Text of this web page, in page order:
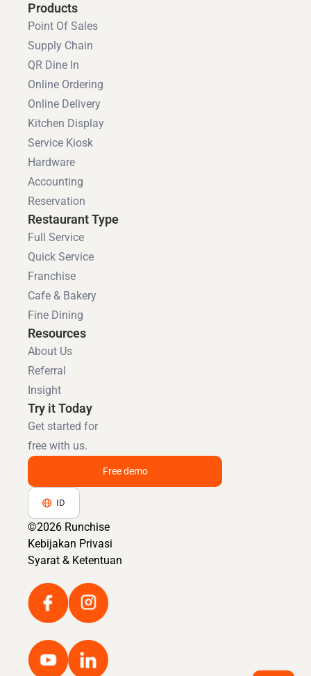
Products
Point Of Sales
Supply Chain
QR Dine In
Online Ordering
Online Delivery
Kitchen Display
Service Kiosk
Hardware
Accounting
Reservation
Restaurant Type
Full Service
Quick Service
Franchise
Cafe & Bakery
Fine Dining
Resources
About Us
Referral
Insight
Try it Today
Get started for
free with us.
Free demo
ID
©2026 Runchise
Kebijakan Privasi
Syarat & Ketentuan